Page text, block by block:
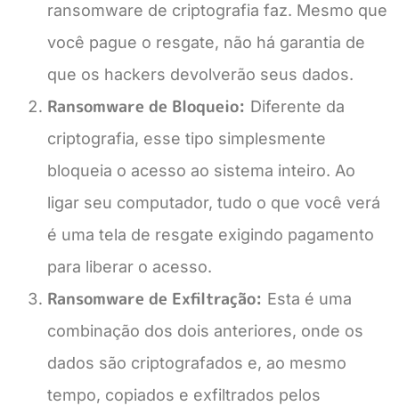
ransomware de criptografia faz. Mesmo que
você pague o resgate, não há garantia de
que os hackers devolverão seus dados.
Ransomware de Bloqueio: Diferente da
criptografia, esse tipo simplesmente
bloqueia o acesso ao sistema inteiro. Ao
ligar seu computador, tudo o que você verá
é uma tela de resgate exigindo pagamento
para liberar o acesso.
Ransomware de Exfiltração: Esta é uma
combinação dos dois anteriores, onde os
dados são criptografados e, ao mesmo
tempo, copiados e exfiltrados pelos